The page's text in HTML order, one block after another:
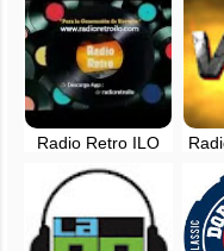
Radio Retro ILO